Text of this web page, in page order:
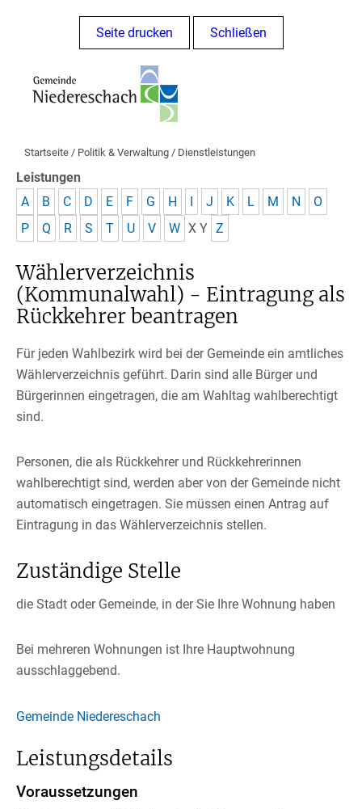
Seite drucken Schließen
Startseite / Politik & Verwaltung / Dienstleistungen
Leistungen
A
B C D E F G H I J K L M N
O
P
Q R S T U V W X Y Z
Wählerverzeichnis
(Kommunalwahl) - Eintragung als
Rückkehrer beantragen
Für jeden Wahlbezirk wird bei der Gemeinde ein amtliches
Wählerverzeichnis geführt. Darin sind alle Bürger und
Bürgerinnen eingetragen, die am Wahltag wahlberechtigt
sind.
Personen, die als Rückkehrer und Rückkehrerinnen
wahlberechtigt sind, werden aber von der Gemeinde nicht
automatisch eingetragen. Sie müssen einen Antrag auf
Eintragung in das Wählerverzeichnis stellen.
Zuständige Stelle
die Stadt oder Gemeinde, in der Sie Ihre Wohnung haben
Bei mehreren Wohnungen ist Ihre Hauptwohnung
ausschlaggebend.
Gemeinde Niedereschach
Leistungsdetails
Voraussetzungen